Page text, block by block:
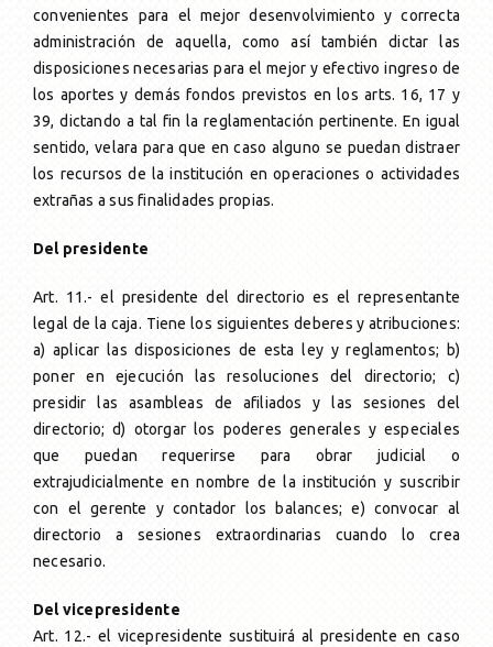
convenientes para el mejor desenvolvimiento y correcta
administración de aquella, como así también dictar las
disposiciones necesarias para el mejor y efectivo ingreso de
los aportes y demás fondos previstos en los arts. 16, 17 y
39, dictando a tal fin la reglamentación pertinente. En igual
sentido, velara para que en caso alguno se puedan distraer
los recursos de la institución en operaciones o actividades
extrañas a sus finalidades propias.
Del presidente
Art. 11.- el presidente del directorio es el representante
legal de la caja. Tiene los siguientes deberes y atribuciones:
a) aplicar las disposiciones de esta ley y reglamentos; b)
poner en ejecución las resoluciones del directorio; c)
presidir las asambleas de afiliados y las sesiones del
directorio; d) otorgar los poderes generales y especiales
que puedan requerirse para obrar judicial o
extrajudicialmente en nombre de la institución y suscribir
con el gerente y contador los balances; e) convocar al
directorio a sesiones extraordinarias cuando lo crea
necesario.
Del vicepresidente
Art. 12.- el vicepresidente sustituirá al presidente en caso